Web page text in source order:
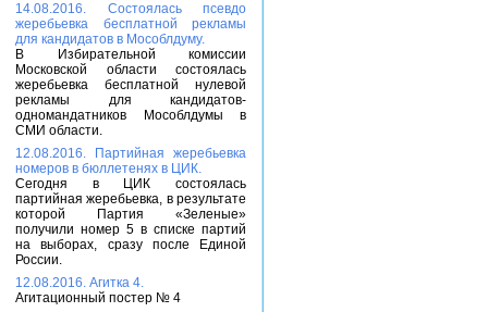
14.08.2016. Состоялась псевдо
жеребьевка бесплатной рекламы
для кандидатов в Мособлдуму.
В Избирательной комиссии
Московской области состоялась
жеребьевка бесплатной нулевой
рекламы для кандидатов-
одномандатников Мособлдумы в
СМИ области.
12.08.2016. Партийная жеребьевка
номеров в бюллетенях в ЦИК.
Сегодня в ЦИК состоялась
партийная жеребьевка, в результате
которой Партия «Зеленые»
получили номер 5 в списке партий
на выборах, сразу после Единой
России.
12.08.2016. Агитка 4.
Агитационный постер № 4